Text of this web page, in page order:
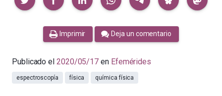
Imprimir Deja un comentario
Publicado el 2020/05/17 en Efemérides
espectroscopía física química física